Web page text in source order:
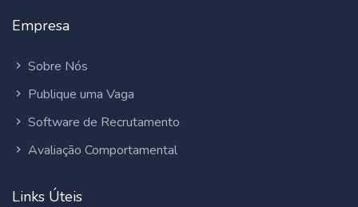
Empresa
Sobre Nós
Publique uma Vaga
Software de Recrutamento
Avaliação Comportamental
Links Úteis